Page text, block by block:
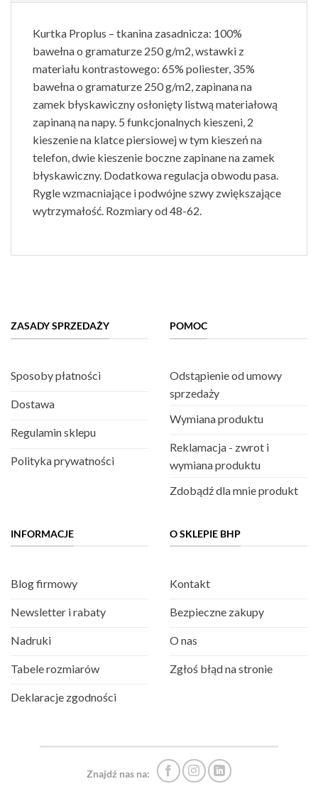
Kurtka Proplus – tkanina zasadnicza: 100%
bawełna o gramaturze 250 g/m2, wstawki z
materiału kontrastowego: 65% poliester, 35%
bawełna o gramaturze 250 g/m2, zapinana na
zamek błyskawiczny osłonięty listwą materiałową
zapinaną na napy. 5 funkcjonalnych kieszeni, 2
kieszenie na klatce piersiowej w tym kieszeń na
telefon, dwie kieszenie boczne zapinane na zamek
błyskawiczny. Dodatkowa regulacja obwodu pasa.
Rygle wzmacniające i podwójne szwy zwiększające
wytrzymałość. Rozmiary od 48-62.
ZASADY SPRZEDAŻY
Sposoby płatności
Dostawa
Regulamin sklepu
Polityka prywatności
POMOC
Odstąpienie od umowy
sprzedaży
Wymiana produktu
Reklamacja - zwrot i
wymiana produktu
Zdobądź dla mnie produkt
INFORMACJE
Blog firmowy
Newsletter i rabaty
Nadruki
Tabele rozmiarów
Deklaracje zgodności
O SKLEPIE BHP
Kontakt
Bezpieczne zakupy
O nas
Zgłoś błąd na stronie
Znajdź nas na: